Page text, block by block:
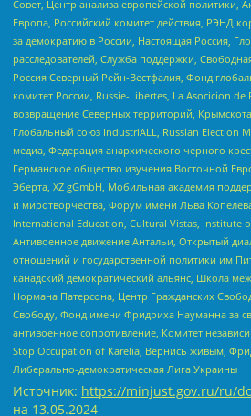
Совет, Центр анализа европейской политики,
Европа, Российский комитет действия, РЭНД
за демократию в России, Настоящая Россия,
расследователей, Служба поддержки,
Россия Северный Рейн-Вестфалия, Фонд
комитет России, Russie-Libertes, La Asocicion de
возвращение Северных территорий,
Глобальный союз IndustriALL, Russian Election
медиа, Федерация анархического черного
Германское общество изучения Восточной
Эберта, XZ gGmbH, Мобильная академия
и миротворчества, Форум имени Льва
International Education, Cultural Vistas, Institute
Антивоенное движение Антальи, Открытый
отношений и государственной политики им
канадский демократический альянс, Школа
Нормана Патерсона, Центр Гражданских
Свободу, Фонд имени Фридриха Науманна за
антивоенное сопротивление, Комитет
Stop Occupation of Karelia, Вернись живым,
Либерально-демократическая Лига Украины
Источник: https://minjust.gov.ru/ru/
на 13.05.2024